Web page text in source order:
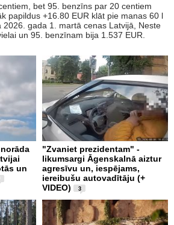
bet 95. benzīns par 20 centiem
papildus +16.80 EUR klāt pie manas 60 l
2026. gada 1. martā cenas Latvijā, Neste
un 95. benzīnam bija 1.537 EUR.
un
"Zvaniet prezidentam" -
likumsargi Āgenskalnā aiztur
agresīvu un, iespējams,
iereibušu autovadītāju (+
VIDEO)
3